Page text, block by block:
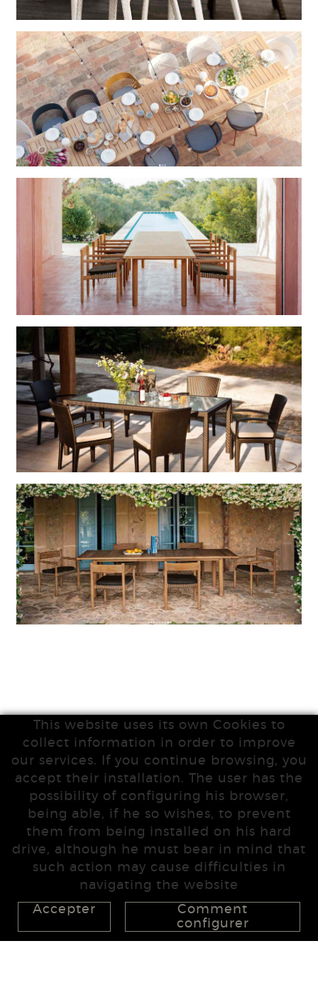
This website uses its own Cookies to
collect information in order to improve
our services. If you continue browsing, you
accept their installation. The user has the
possibility of configuring his browser,
being able, if he so wishes, to prevent
them from being installed on his hard
drive, although he must bear in mind that
such action may cause difficulties in
navigating the website
Accepter
Comment
configurer